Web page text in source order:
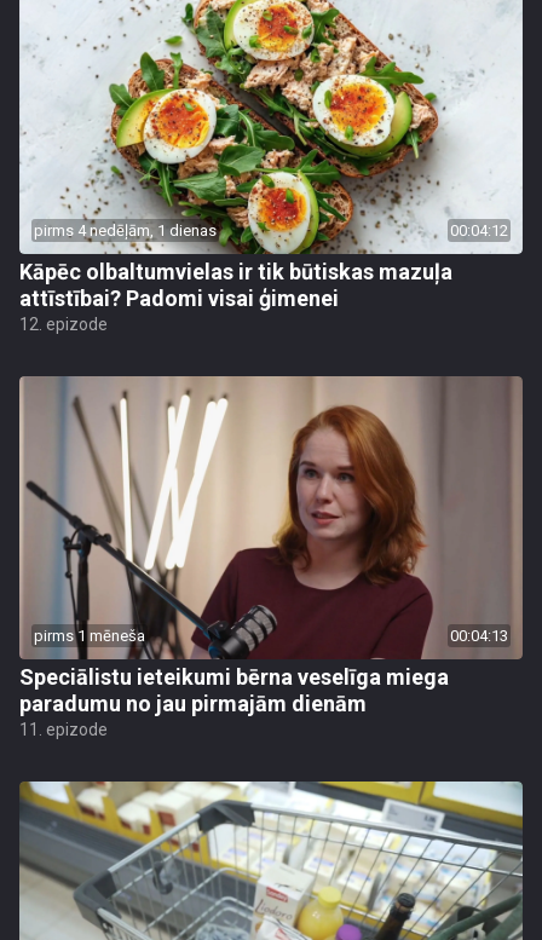
pirms 4 nedēļām, 1 dienas 00:04:12
Kāpēc olbaltumvielas ir tik būtiskas mazuļa
attīstībai? Padomi visai ģimenei
12. epizode
pirms 1 mēneša 00:04:13
Speciālistu ieteikumi bērna veselīga miega
paradumu no jau pirmajām dienām
11. epizode